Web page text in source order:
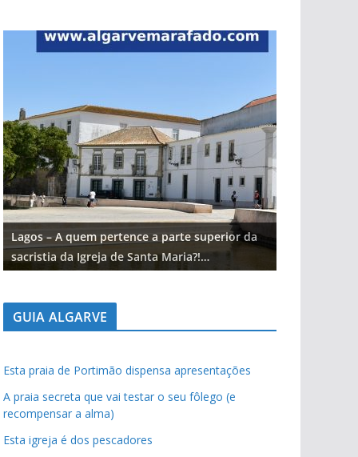
Lagos – A quem pertence a parte superior da
sacristia da Igreja de Santa Maria?!…
GUIA ALGARVE
Esta praia de Portimão dispensa apresentações
A praia secreta que vai testar o seu fôlego (e
recompensar a alma)
Esta igreja é dos pescadores